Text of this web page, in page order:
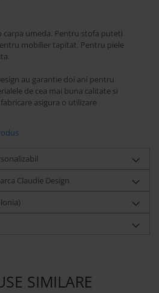
carpa umeda. Pentru stofa puteti
mobilier tapitat. Pentru piele
au garantie doi ani pentru
de cea mai buna calitate si
asigura o utilizare
Claudie Design
SIMILARE